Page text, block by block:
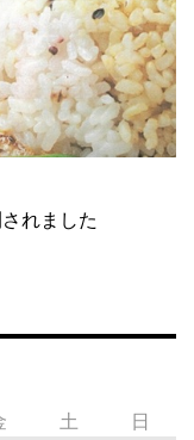
れました
土 日